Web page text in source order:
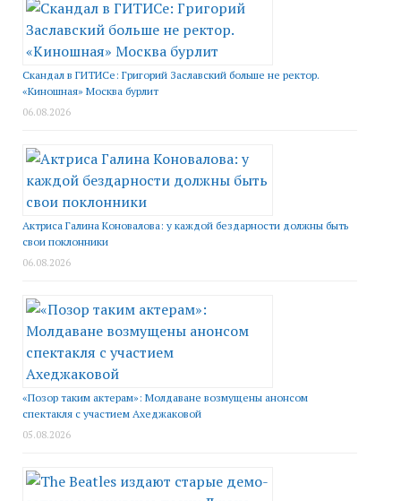
Скандал в ГИТИСе: Григорий Заславский больше не ректор.
«Киношная» Москва бурлит
06.08.2026
Актриса Галина Коновалова: у каждой бездарности должны быть
свои поклонники
06.08.2026
«Позор таким актерам»: Молдаване возмущены анонсом
спектакля с участием Ахеджаковой
05.08.2026